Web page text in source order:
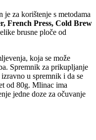
za korištenje s metodama
French Press, Cold Brew
brusne ploče od
koja se može
Spremnik za prikupljanje
u spremnik i da se
od 80g. Mlinac ima
jedne doze za očuvanje